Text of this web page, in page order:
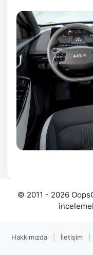
© 2011 - 2026
Hakkımızda İletişim